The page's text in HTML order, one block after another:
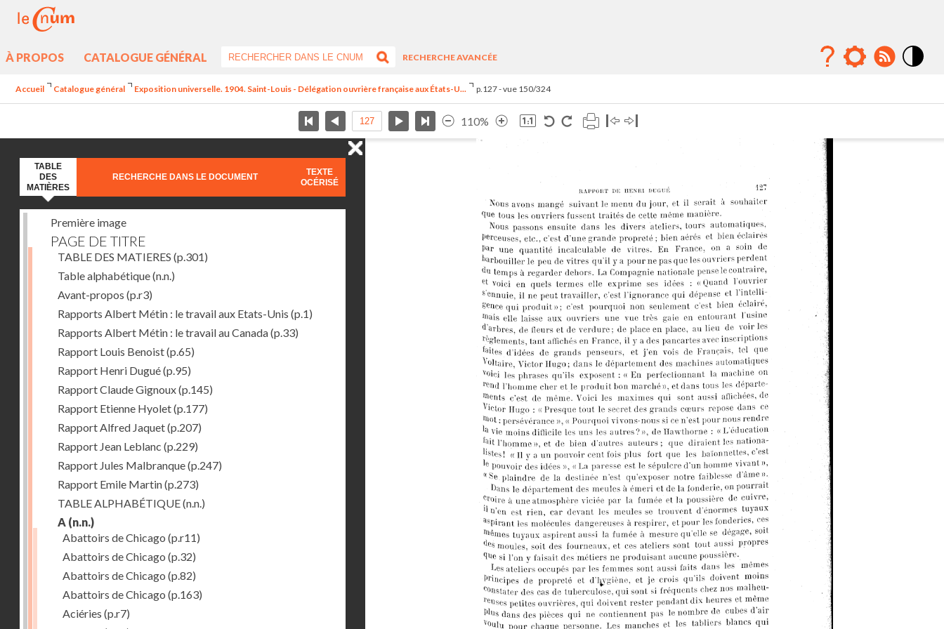
À PROPOS CATALOGUE GÉNÉRAL
RECHERCHE AVANCÉE
Accueil Catalogue général Exposition universelle. 1904. Saint-Louis - Délégation ouvrière française aux États-U... p.127 - vue 150/324
110%
TABLE
DES
MATIÈRES
RECHERCHE DANS LE DOCUMENT
TEXTE
OCÉRISÉ
Première image
PAGE DE TITRE
TABLE DES MATIERES (p.301)
Table alphabétique(n.n.)
Avant-propos (p.r3)
Rapports Albert Métin : le travail aux Etats-Unis (p.1)
Rapports Albert Métin : le travail au Canada(p.33)
Rapport Louis Benoist(p.65)
Rapport Henri Dugué(p.95)
Rapport Claude Gignoux(p.145)
Rapport Etienne Hyolet(p.177)
Rapport Alfred Jaquet(p.207)
Rapport Jean Leblanc (p.229)
Rapport Jules Malbranque(p.247)
Rapport Emile Martin(p.273)
TABLE ALPHABÉTIQUE(n.n.)
A (n.n.)
Abattoirs de Chicago (p.r11)
Abattoirs de Chicago (p.32)
Abattoirs de Chicago (p.82)
Abattoirs de Chicago (p.163)
Aciéries (p.r7)